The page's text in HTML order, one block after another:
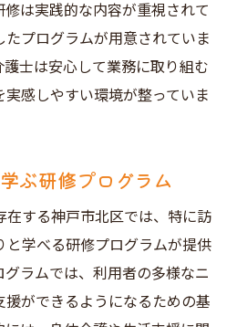
修は実践的な内容が重視されて
たプログラムが用意されていま
士は安心して業務に取り組む
実感しやすい環境が整っていま
ぶ研修プログラム
在する神戸市北区では、特に訪
と学べる研修プログラムが提供
グラムでは、利用者の多様なニ
援ができるようになるための基